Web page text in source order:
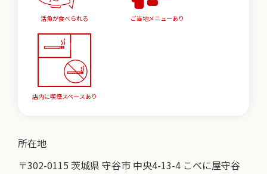
活魚が食べられる ご当地メニューあり
店内に喫煙スペースあり
所在地
〒302-0115 茨城県 守谷市 中央4-13-4 こべに屋守谷